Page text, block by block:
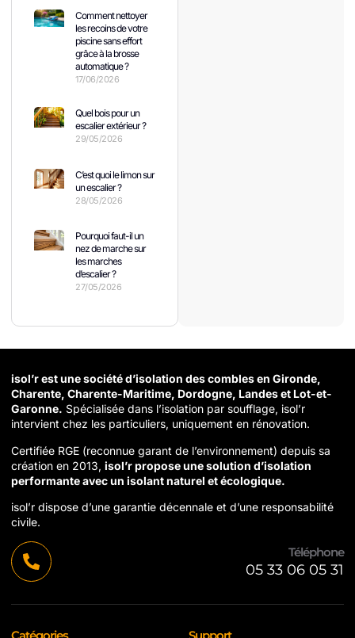
Comment nettoyer
les recoins de votre
piscine sans effort
grâce à la brosse
automatique ?
17/06/2026
Quel bois pour un
escalier extérieur ?
29/05/2026
C’est quoi le limon sur
un escalier ?
28/05/2026
Pourquoi faut-il un
nez de marche sur
les marches
d’escalier ?
27/05/2026
isol’r est une société d’isolation des combles en Gironde,
Charente, Charente-Maritime, Dordogne, Landes et Lot-et-
Garonne. Spécialisée dans l’isolation par soufflage, isol’r
intervient chez les particuliers, uniquement en rénovation.
Certifiée RGE (reconnue garant de l’environnement) depuis sa
création en 2013, isol’r propose une solution d’isolation
performante avec un isolant naturel et écologique.
isol’r dispose d’une garantie décennale et d’une responsabilité
civile.
Téléphone
05 33 06 05 31
Catégories Support